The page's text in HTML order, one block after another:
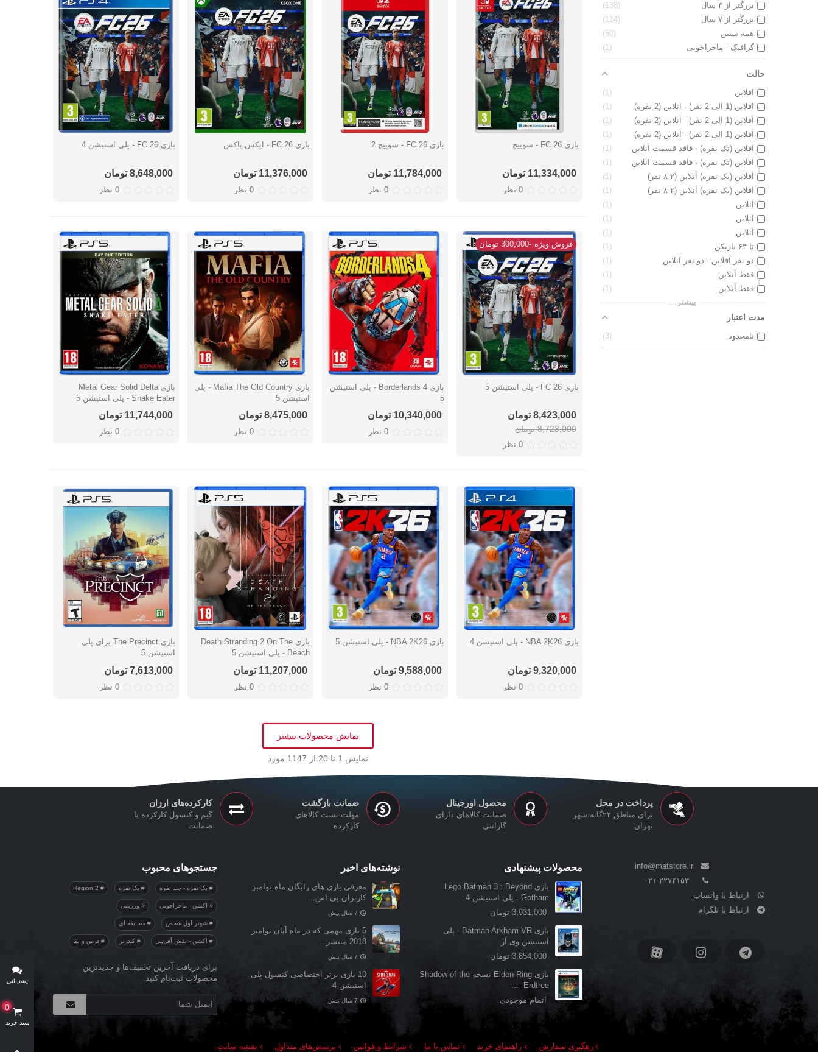
بزرگتر از ۳ سال
138
بزرگتر از ۷ سال
114
همه سنین
50
گرافیک - ماجراجویی
1
حالت
آفلاین
1
آفلاین (1 الی 2 نفر) - آنلاین (2 نفره)
1
آفلاین (1 الی 2 نفر) - آنلاین (2 نفره)
1
آفلاین (1 الی 2 نفر) - آنلاین (2 نفره)
1
آفلاین (تک نفره) - فاقد قسمت آنلاین
1
آفلاین (تک نفره) - فاقد قسمت آنلاین
1
آفلاین (یک نفره) آنلاین (۲-۸ نفر)
1
آفلاین (یک نفره) آنلاین (۲-۸ نفر)
1
آنلاین
1
آنلاین
1
آنلاین
1
تا ۶۴ بازیکن
1
دو نفر آفلاین - دو نفر آنلاین
1
فقط آنلاین
1
فقط آنلاین
1
بیشتر...
مدت اعتبار
نامحدود 3
نمایش سریعبازی FC 26 - سوییچ
11,334,000 تومان
0 نظر
نمایش سریعبازی FC 26 - سوییچ 2
11,784,000 تومان
0 نظر
نمایش سریعبازی FC 26 - ایکس باکس
11,376,000 تومان
0 نظر
نمایش سریعبازی FC 26 - پلی استیشن 4
8,648,000 تومان
0 نظر
فروش ویژه -300,000 تومان
نمایش سریعبازی FC 26 - پلی استیشن 5
8,423,000 تومان
8,723,000 تومان
0 نظر
نمایش سریع
بازی Borderlands 4 - پلی استیشن
5
10,340,000 تومان
0 نظر
نمایش سریع
بازی Mafia The Old Country - پلی
استیشن 5
8,475,000 تومان
0 نظر
نمایش سریع
بازی Metal Gear Solid Delta
Snake Eater - پلی استیشن 5
11,744,000 تومان
0 نظر
نمایش سریعبازی NBA 2K26 - پلی استیشن 4
9,320,000 تومان
0 نظر
نمایش سریعبازی NBA 2K26 - پلی استیشن 5
9,588,000 تومان
0 نظر
نمایش سریع
بازی Death Stranding 2 On The
Beach - پلی استیشن 5
11,207,000 تومان
0 نظر
نمایش سریع
بازی The Precinct برای پلی
استیشن 5
7,613,000 تومان
0 نظر
نمایش محصولات بیشتر
نمایش 1 تا 20 از 1147 مورد
پرداخت در محل
برای مناطق ۲۲گانه شهر
تهران
محصول اورجینال
ضمانت کالاهای دارای
گارانتی
ضمانت بازگشت
مهلت تست کالاهای
کارکرده
کارکرده‌های ارزان
گیم و کنسول کارکرده با
ضمانت
info@matstore.ir
۰۲۱-۲۲۷۴۱۵۳۰
ارتباط با واتساپ
ارتباط با تلگرام
محصولات پیشنهادی
بازی Lego Batman 3 : Beyond
Gotham - پلی استیشن 4
3,931,000 تومان
بازی Batman Arkham VR - پلی
استیشن وی آر
3,854,000 تومان
بازی Elden Ring نسخه Shadow of the
Erdtree -...
اتمام موجودی
نوشته‌های اخیر
معرفی بازی‌ های رایگان ماه نوامبر
کاربران پی اس...
7 سال پیش
5 بازی مهمی که در ماه آبان نوامبر
2018 منتشر...
7 سال پیش
10 بازی برتر اختصاصی کنسول پلی
استیشن 4
7 سال پیش
جستجوهای محبوب
یک نفره - چند نفره یک نفره
اکشن - ماجراجویی ورزشی
شوتر اول شخص مسابقه ای
اکشن - نقش آفرینی کنترلر ترس و بقا
برای دریافت آخرین تخفیف‌ها و جدیدترین
محصولات ثبت‌نام کنید.
رهگیری سفارش راهنمای خرید تماس با ما شرایط و قوانین پرسش‌های متداول نقشه سایت
پشتیبانی
سبد خرید
0